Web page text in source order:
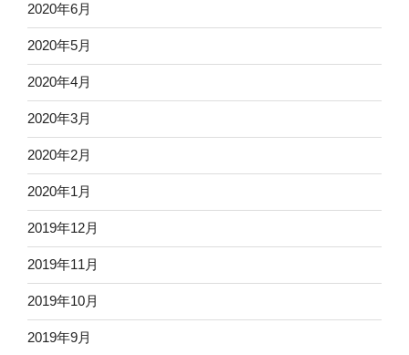
2020年6月
2020年5月
2020年4月
2020年3月
2020年2月
2020年1月
2019年12月
2019年11月
2019年10月
2019年9月